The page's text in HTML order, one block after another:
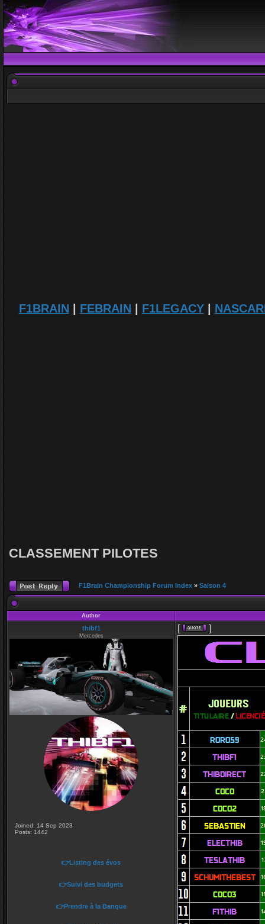
F1BRAIN FEBRAIN F1LEGACY|
CLASSEMENT PILOTES
F1Brain Championship Forum Index » Saison 4
Author
thibf1
Mercedes
Joined: 14 Sep 2023
Posts: 1442
👉Listing des évos
👉Suivi des budgets
👉Prendre à la Banque
[ ]